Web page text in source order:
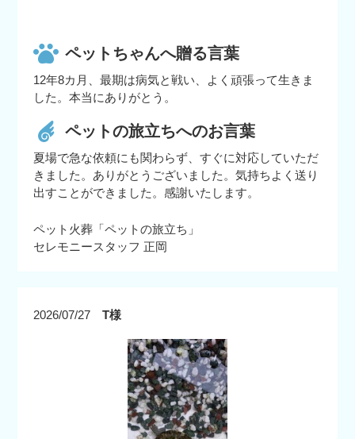
ペットちゃんへ贈る言葉
12年8カ月、最期は病気と戦い、よく頑張って生きま
した。本当にありがとう。
ペットの旅立ちへのお言葉
夏場で急な依頼にも関わらず、すぐに対応していただ
きました。ありがとうございました。気持ちよく送り
出すことができました。感謝いたします。
ペット火葬「ペットの旅立ち」
セレモニースタッフ 正岡
2026/07/27 T様